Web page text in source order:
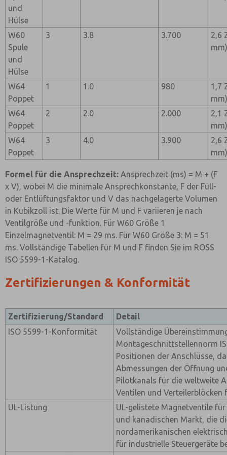
und
Hülse
W60
Spule
und
Hülse
3 3.8 3.700
2,6
W64
Poppet
1 1.0 980
1,7
W64
Poppet
2 2.0 2.000
2,1
W64
Poppet
3 4.0 3.900
2,6
Formel für die Ansprechzeit: Ansprechzeit (ms) = M + (F
x V), wobei M die minimale Ansprechkonstante, F der Füll-
oder Entlüftungsfaktor und V das nachgelagerte Volumen
in Kubikzoll ist. Die Werte für M und F variieren je nach
Ventilgröße und -funktion. Für W60 Größe 1
Einzelmagnetventil: M = 29 ms. Für W60 Größe 3: M = 51
ms. Vollständige Tabellen für M und F finden Sie im ROSS
ISO 5599-1-Katalog.
Zertifizierungen & Konformität
Zertifizierung/Standard
Detail
ISO 5599-1-Konformität
Vollständige
Montageschnittstellennorm
Positionen der Anschlüsse,
Abmessungen der Öffnung
Pilotkanals für die weltweite
Ventilen und Verteilerblöcken
UL-Listung
UL-gelistete Magnetventile
und kanadischen Markt, die
nordamerikanischen
für industrielle Steuergeräte